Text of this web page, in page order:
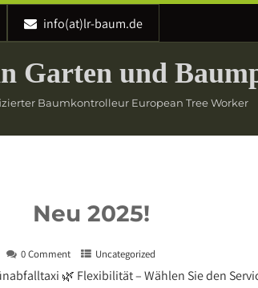
info(at)lr-baum.de
Garten und
Baumkontrolleur European Tree Worker
Neu 2025!
0 Comment Uncategorized
🌿 Flexibilität – Wählen Sie den